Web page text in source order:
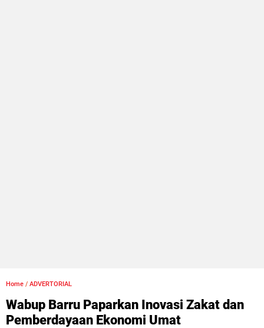
Home / ADVERTORIAL
Wabup Barru Paparkan Inovasi Zakat dan
Pemberdayaan Ekonomi Umat